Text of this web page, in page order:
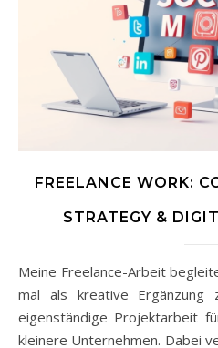
FREELANCE WORK:
STRATEGY &
Meine Freelance-Arbeit begleitet mich seit vielen Jahren —
mal als kreative
eigenständige Projektarbeit
kleinere Unternehmen. Dabei